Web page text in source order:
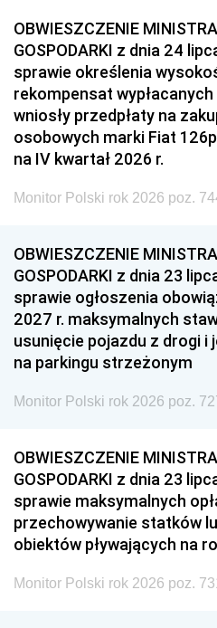
OBWIESZCZENIE
GOSPODARKI z dnia 24
sprawie określenia
rekompensat
wniosły przedpłaty na
osobowych marki Fiat
na IV kwartał 2026 r.
Monitor Polski rok 2026 poz.
OBWIESZCZENIE
GOSPODARKI z dnia 23
sprawie ogłoszenia
2027 r. maksymalnych
usunięcie pojazdu z drogi i
na parkingu strzeżonym
Monitor Polski rok 2026 poz.
OBWIESZCZENIE
GOSPODARKI z dnia 23
sprawie maksymalnych
przechowywanie statków
obiektów pływających na
Monitor Polski rok 2026 poz.